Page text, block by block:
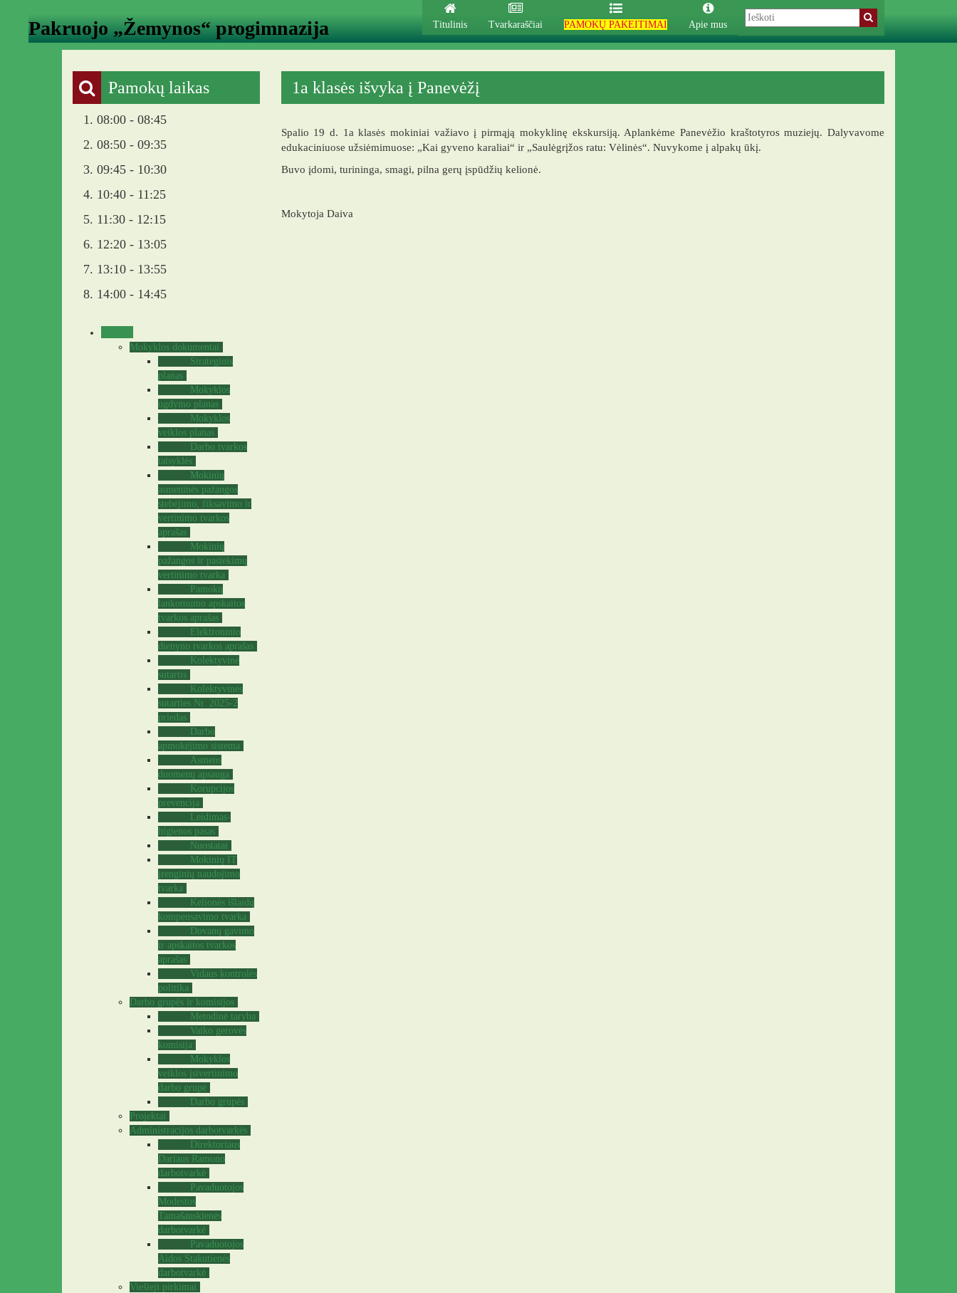
Titulinis Tvarkaraščiai PAMOKŲ PAKEITIMAI Apie mus
Pakruojo „Žemynos“ progimnazija
Pamokų laikas
1. 08:00 - 08:45
2. 08:50 - 09:35
3. 09:45 - 10:30
4. 10:40 - 11:25
5. 11:30 - 12:15
6. 12:20 - 13:05
7. 13:10 - 13:55
8. 14:00 - 14:45
Mokyklos dokumentai
Strateginis
planas
Mokyklos
ugdymo planas
Mokyklos
veiklos planas
Darbo tvarkos
taisyklės
Mokinių
asmeninės pažangos
stebėjimo, fiksavimo ir
vertinimo tvarkos
aprašas
Mokinių
pažangos ir pasiekimų
vertinimo tvarka
Pamokų
lankomumo apskaitos
tvarkos aprašas
Elektroninio
dienyno tvarkos aprašas
Kolektyvinė
sutartis
Kolektyvinės
sutarties Nr. 2025-2
priedas
Darbo
apmokėjimo sistema
Asmens
duomenų apsauga
Korupcijos
prevencija
Leidimas-
higienos pasas
Nuostatai
Mokinių IT
įrenginių naudojimo
tvarka
Kelionės išlaidų
kompensavimo tvarka
Dovanų gavimo
ir apskaitos tvarkos
aprašas
Vidaus kontrolės
politika
Darbo grupės ir komisijos
Metodinė taryba
Vaiko gerovės
komisija
Mokyklos
veiklos įsivertinimo
darbo grupė
Darbo grupės
Projektai
Administracijos darbotvarkės
Direktoriaus
Dariaus Ramono
darbotvarkė
Pavaduotojos
Modestos
Tamašauskienės
darbotvarkė
Pavaduotojos
Aidos Stakutienės
darbotvarkė
Viešieji pirkimai
1a klasės išvyka į Panevėžį
Spalio 19 d. 1a klasės mokiniai važiavo į pirmąją mokyklinę ekskursiją. Aplankėme Panevėžio kraštotyros muziejų. Dalyvavome
edukaciniuose užsiėmimuose: „Kai gyveno karaliai“ ir „Saulėgrįžos ratu: Vėlinės“. Nuvykome į alpakų ūkį.
Buvo įdomi, turininga, smagi, pilna gerų įspūdžių kelionė.
Mokytoja Daiva